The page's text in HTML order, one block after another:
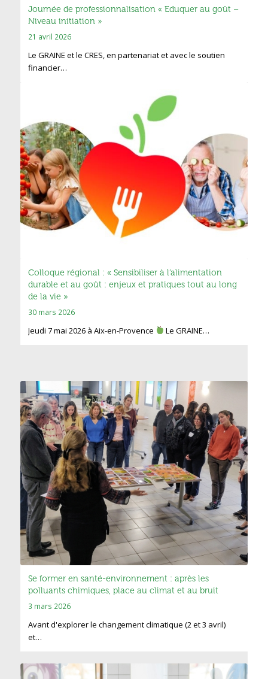
Journée de professionnalisation « Eduquer au goût –
Niveau initiation »
21 avril 2026
Le GRAINE et le CRES, en partenariat et avec le soutien
financier…
Colloque régional : « Sensibiliser à l’alimentation
durable et au goût : enjeux et pratiques tout au long
de la vie »
30 mars 2026
Jeudi 7 mai 2026 à Aix-en-Provence Le GRAINE…
Se former en santé-environnement : après les
polluants chimiques, place au climat et au bruit
3 mars 2026
Avant d'explorer le changement climatique (2 et 3 avril)
et…